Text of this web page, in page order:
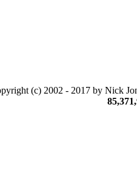
(c) 2002 - 2017 by Nick